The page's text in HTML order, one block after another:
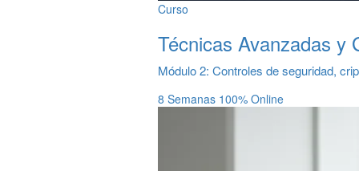
Curso
Técnicas Avanzadas y
Módulo 2: Controles de seguridad,
8 Semanas 100% Online